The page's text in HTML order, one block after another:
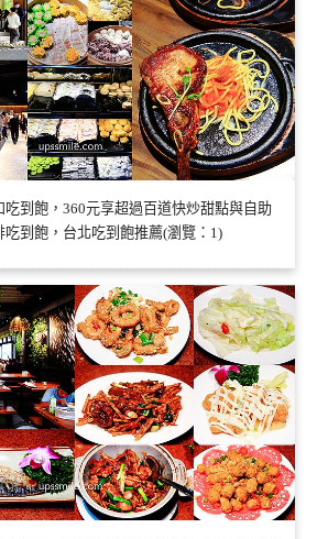
到飽，360元享超過百道快炒甜點與自助
吃到飽，台北吃到飽推薦(瀏覽：1)